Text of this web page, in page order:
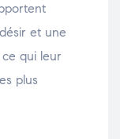
et une
qui leur
plus